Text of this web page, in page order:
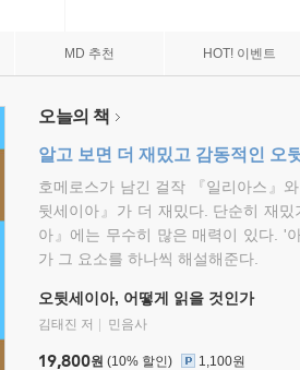
MD 추천 HOT! 이벤트
오늘의 책
알고 보면 더 재밌고 감동적인 오
호메로스가 남긴 걸작 『일리아스』
뒷세이아』가 더 재밌다. 단순히 재밌
아』에는 무수히 많은 매력이 있다. '
가 그 요소를 하나씩 해설해준다.
오뒷세이아, 어떻게 읽을 것인가
김태진 저 민음사
19,800원 (10% 할인) 1,100원